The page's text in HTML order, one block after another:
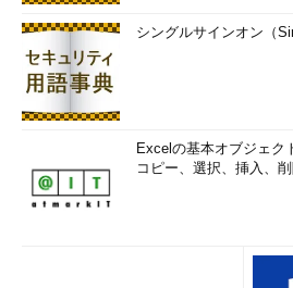
シングルサインオン（
Excelの基本オブジェク
コピー、選択、挿入、